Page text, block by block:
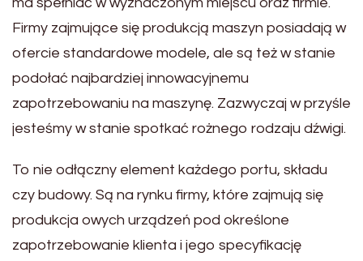
Firmy zajmujące się produkcją maszyn posiadają w
ofercie standardowe modele, ale są też w stanie
podołać najbardziej innowacyjnemu
zapotrzebowaniu na maszynę. Zazwyczaj w przyśle
jesteśmy w stanie spotkać rożnego rodzaju dźwigi.
To nie odłączny element każdego portu, składu
czy budowy. Są na rynku firmy, które zajmują się
produkcja owych urządzeń pod określone
zapotrzebowanie klienta i jego specyfikację